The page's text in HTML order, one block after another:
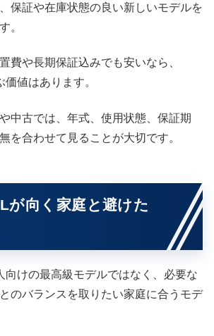
保証や在庫状態の良い新しいモデルを
。
費や長期保証込みでも安いなら、
値はあります。
中古では、年式、使用状態、保証期
を合わせて見ることが大切です。
が向く家庭と避けた
向けの最高級モデルではなく、必要な
のバランスを取りたい家庭に合うモデ